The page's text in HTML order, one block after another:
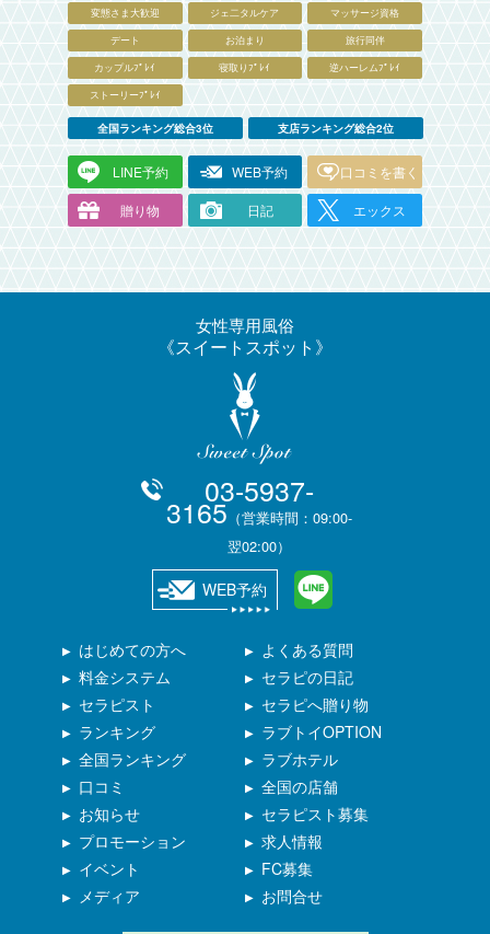
変態さま大歓迎
ジェ二タルケア
マッサージ資格
デート
お泊まり
旅行同伴
カップルﾌﾟﾚｲ
寝取りﾌﾟﾚｲ
逆ハーレムﾌﾟﾚｲ
ストーリーﾌﾟﾚｲ
全国ランキング総合3位 支店ランキング総合2位
LINE予約 WEB予約 口コミを書く
贈り物 日記 エックス
女性専用風俗
スイートスポット
03-5937-
3165 （営業時間：09:00-
翌02:00）
WEB予約
はじめての方へ
プロモーション
ラブホテル
料金システム
イベント
全国の店舗
セラピスト
メディア
セラピスト募集
ランキング
よくある質問
求人情報
全国ランキング
セラピの日記
FC募集
口コミ
セラピへ贈り物
お問合せ
お知らせ
ラブトイOPTION